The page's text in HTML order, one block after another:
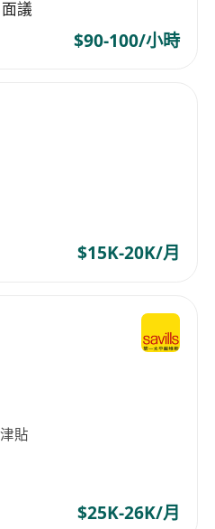
議
$90-100/小時
$15K-20K/月
貼
$25K-26K/月